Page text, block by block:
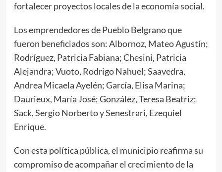
fortalecer proyectos locales de la economía social.
Los emprendedores de Pueblo Belgrano que
fueron beneficiados son: Albornoz, Mateo Agustín;
Rodríguez, Patricia Fabiana; Chesini, Patricia
Alejandra; Vuoto, Rodrigo Nahuel; Saavedra,
Andrea Micaela Ayelén; García, Elisa Marina;
Daurieux, María José; González, Teresa Beatriz;
Sack, Sergio Norberto y Senestrari, Ezequiel
Enrique.
Con esta política pública, el municipio reafirma su
compromiso de acompañar el crecimiento de la